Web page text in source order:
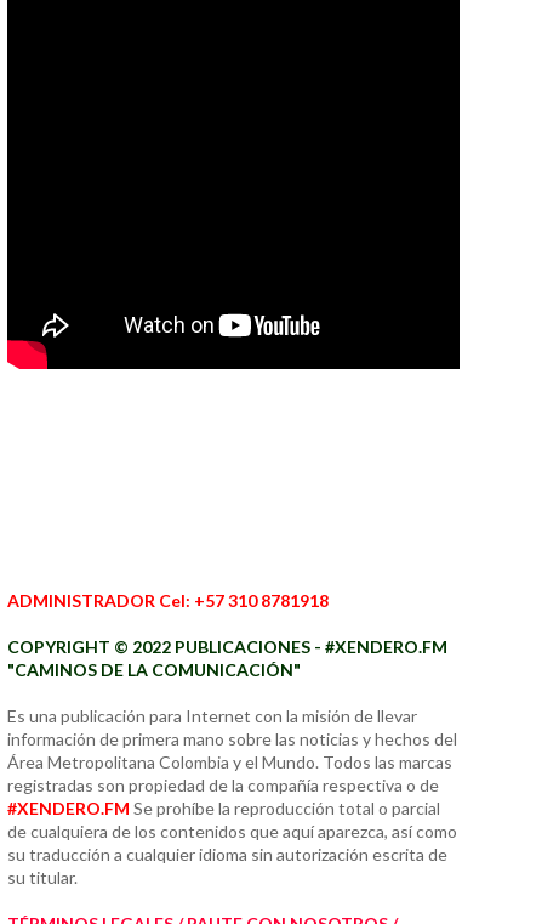
ADMINISTRADOR Cel: +57 310 8781918
COPYRIGHT © 2022 PUBLICACIONES - #XENDERO.FM
"CAMINOS DE LA COMUNICACIÓN"
Es una publicación para Internet con la misión de llevar
información de primera mano sobre las noticias y hechos del
Área Metropolitana Colombia y el Mundo. Todos las marcas
registradas son propiedad de la compañía respectiva o de
#XENDERO.FM Se prohíbe la reproducción total o parcial
de cualquiera de los contenidos que aquí aparezca, así como
su traducción a cualquier idioma sin autorización escrita de
su titular.